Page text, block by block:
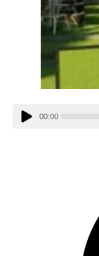
00:00